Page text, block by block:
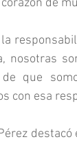
de
nosotras
de que
con esa